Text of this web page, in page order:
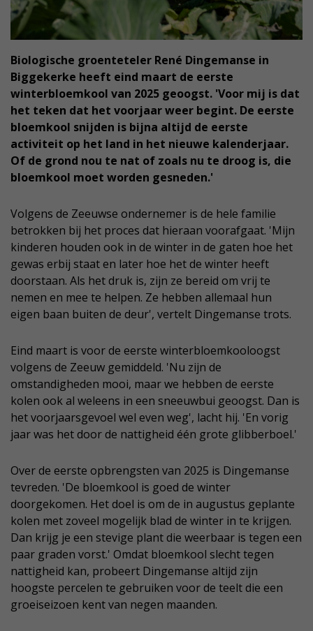
Biologische groenteteler René Dingemanse in
Biggekerke heeft eind maart de eerste
winterbloemkool van 2025 geoogst. 'Voor mij is dat
het teken dat het voorjaar weer begint. De eerste
bloemkool snijden is bijna altijd de eerste
activiteit op het land in het nieuwe kalenderjaar.
Of de grond nou te nat of zoals nu te droog is, die
bloemkool moet worden gesneden.'
Volgens de Zeeuwse ondernemer is de hele familie
betrokken bij het proces dat hieraan voorafgaat. 'Mijn
kinderen houden ook in de winter in de gaten hoe het
gewas erbij staat en later hoe het de winter heeft
doorstaan. Als het druk is, zijn ze bereid om vrij te
nemen en mee te helpen. Ze hebben allemaal hun
eigen baan buiten de deur', vertelt Dingemanse trots.
Eind maart is voor de eerste winterbloemkooloogst
volgens de Zeeuw gemiddeld. 'Nu zijn de
omstandigheden mooi, maar we hebben de eerste
kolen ook al weleens in een sneeuwbui geoogst. Dan is
het voorjaarsgevoel wel even weg', lacht hij. 'En vorig
jaar was het door de nattigheid één grote glibberboel.'
Over de eerste opbrengsten van 2025 is Dingemanse
tevreden. 'De bloemkool is goed de winter
doorgekomen. Het doel is om de in augustus geplante
kolen met zoveel mogelijk blad de winter in te krijgen.
Dan krijg je een stevige plant die weerbaar is tegen een
paar graden vorst.' Omdat bloemkool slecht tegen
nattigheid kan, probeert Dingemanse altijd zijn
hoogste percelen te gebruiken voor de teelt die een
groeiseizoen kent van negen maanden.